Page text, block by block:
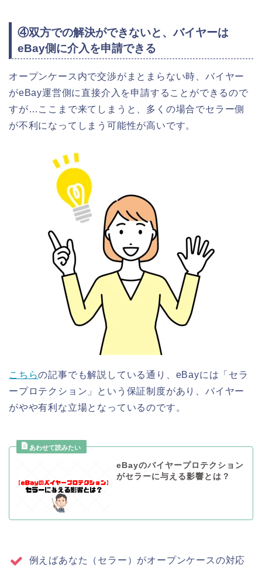
④双方での解決ができないと、バイヤーは
eBay側に介入を申請できる
オープンケース内で交渉がまとまらない時、バイヤー
がeBay運営側に直接介入を申請することができるので
すが…ここまで来てしまうと、多くの場合でセラー側
が不利になってしまう可能性が高いです。
こちらの記事でも解説している通り、eBayには「セラ
ープロテクション」という保証制度があり、バイヤー
がやや有利な立場となっているのです。
eBayのバイヤープロテクション
がセラーに与える影響とは？
例えばあなた（セラー）がオープンケースの対応